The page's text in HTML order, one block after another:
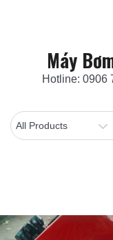
Máy
Hotline: 0906